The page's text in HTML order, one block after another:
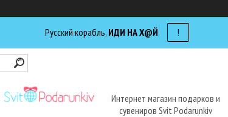
Русский корабль, ИДИ НА Х@Й !
Интернет магазин подарков и
сувениров Svit Podarunkiv